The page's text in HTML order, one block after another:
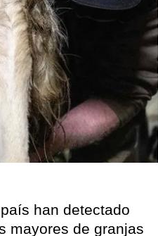
han detectado
mayores de granjas